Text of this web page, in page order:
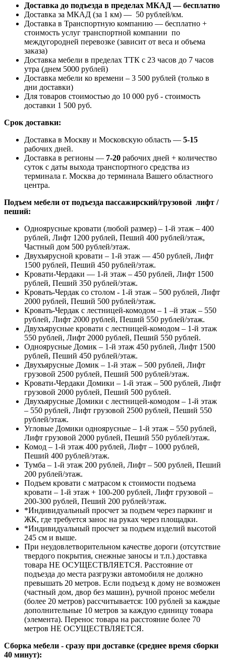
Доставка до подъезда в пределах МКАД — бесплатно
Доставка за МКАД (за 1 км) — 50 рублей/км.
Доставка в Транспортную компанию — бесплатно +
стоимость услуг транспортной компании по
междугородней перевозке (зависит от веса и объема
заказа)
Доставка мебели в пределах ТТК с 23 часов до 7 часов
утра (днем 5000 рублей)
Доставка мебели ко времени – 3 500 рублей (только в
дни доставки)
Для товаров стоимостью до 10 000 руб - стоимость
доставки 1 500 руб.
Срок доставки:
Доставка в Москву и Московскую область — 5-15
рабочих дней.
Доставка в регионы — 7-20 рабочих дней + количество
суток с даты выхода транспортного средства из
терминала г. Москва до терминала Вашего областного
центра.
Подъем мебели от подъезда пассажирский/грузовой лифт /
пеший:
Одноярусные кровати (любой размер) – 1-й этаж – 400
рублей, Лифт 1200 рублей, Пеший 400 рублей/этаж,
Частный дом 500 рублей/этаж.
Двухъярусной кровати – 1-й этаж — 450 рублей, Лифт
1500 рублей, Пеший 450 рублей/этаж.
Кровати-Чердаки — 1-й этаж – 450 рублей, Лифт 1500
рублей, Пеший 350 рублей/этаж.
Кровать-Чердак со столом - 1-й этаж – 500 рублей, Лифт
2000 рублей, Пеший 500 рублей/этаж.
Кровать-Чердак с лестницей-комодом – 1 –й этаж – 550
рублей, Лифт 2000 рублей, Пеший 550 рублей/этаж.
Двухъярусные кровати с лестницей-комодом – 1-й этаж
550 рублей, Лифт 2000 рублей, Пеший 550 рублей.
Одноярусные Домик – 1-й этаж 450 рублей, Лифт 1500
рублей, Пеший 450 рублей/этаж.
Двухъярусные Домик – 1-й этаж – 500 рублей, Лифт
грузовой 2500 рублей, Пеший 500 рублей/этаж.
Кровати-Чердаки Домики – 1-й этаж – 500 рублей, Лифт
грузовой 2000 рублей, Пеший 500 рублей.
Двухъярусные Домики с лестницей-комодом – 1-й этаж
– 550 рублей, Лифт грузовой 2500 рублей, Пеший 550
рублей/этаж.
Угловые Домики одноярусные – 1-й этаж – 550 рублей,
Лифт грузовой 2000 рублей, Пеший 550 рублей/этаж.
Комод – 1-й этаж 400 рублей, Лифт – 1000 рублей,
Пеший 400 рублей/этаж.
Тумба – 1-й этаж 200 рублей, Лифт – 500 рублей, Пеший
200 рублей/этаж.
Подъем кровати с матрасом к стоимости подъема
кровати – 1-й этаж + 100-200 рублей, Лифт грузовой –
200-300 рублей, Пеший 200 рублей/этаж.
*Индивидуальный просчет за подъем через паркинг и
ЖК, где требуется занос на руках через площадки.
*Индивидуальный просчет за подъем изделий высотой
245 см и выше.
При неудовлетворительном качестве дороги (отсутствие
твердого покрытия, снежные заносы и т.п.) доставка
товара НЕ ОСУЩЕСТВЛЯЕТСЯ. Расстояние от
подъезда до места разгрузки автомобиля не должно
превышать 20 метров. Если подъезд к дому не возможен
(частный дом, двор без машин), ручной пронос мебели
(более 20 метров) рассчитывается: 100 рублей за каждые
дополнительные 10 метров за каждую единицу товара
(элемента). Перенос товара на расстояние более 70
метров НЕ ОСУЩЕСТВЛЯЕТСЯ.
Сборка мебели - сразу при доставке (среднее время сборки
40 минут):